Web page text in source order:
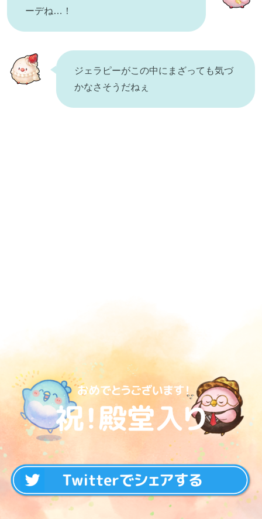
ーデね…！
ジェラピーがこの中にまざっても気づ
かなさそうだねぇ